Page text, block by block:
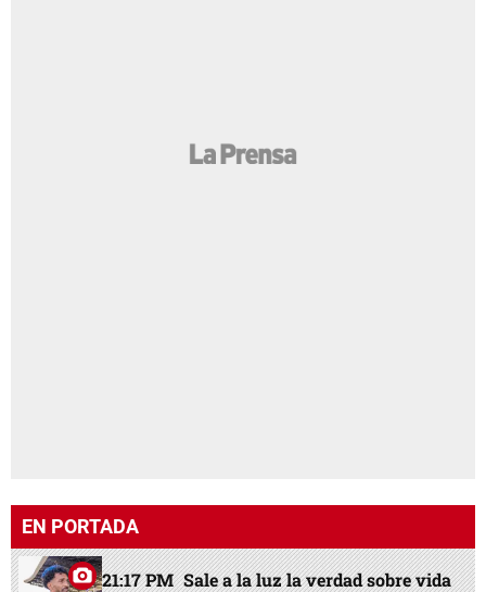
EN PORTADA
21:17 PM Sale a la luz la verdad sobre vida